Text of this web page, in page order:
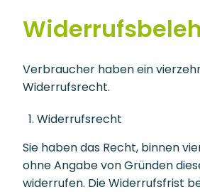
Verbraucher haben ein
Widerrufsrecht.
Widerrufsrecht
Sie haben das Recht, binnen
ohne Angabe von Gründen
widerrufen. Die Widerrufsfrist